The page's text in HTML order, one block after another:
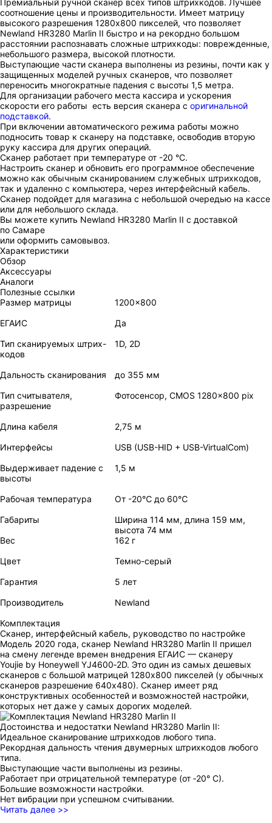
соотношение цены и производительности. Имеет матрицу
высокого разрешения 1280x800 пикселей, что позволяет
Newland HR3280 Marlin II быстро и на рекордно большом
расстоянии распознавать сложные штрихкоды: поврежденные,
небольшого размера, высокой плотности.
Выступающие части сканера выполнены из резины, почти как у
защищенных моделей ручных сканеров, что позволяет
переносить многократные падения с высоты 1,5 метра.
Для организации рабочего места кассира и ускорения
скорости его работы есть версия сканера с оригинальной
подставкой.
При включении автоматического режима работы можно
подносить товар к сканеру на подставке, освободив вторую
руку кассира для других операций.
Сканер работает при температуре от -20 °С.
Настроить сканер и обновить его программное обеспечение
можно как обычным сканированием служебных штрихкодов,
так и удаленно с компьютера, через интерфейсный кабель.
Сканер подойдет для магазина с небольшой очередью на кассе
или для небольшого склада.
Вы можете купить Newland HR3280 Marlin II с доставкой
по Самаре
или оформить самовывоз.
Характеристики
Обзор
Аксессуары
Аналоги
Полезные ссылки
Размер матрицы
1200x800
ЕГАИС
Да
Тип сканируемых штрих-
кодов
1D, 2D
Дальность сканирования
до 355 мм
Тип считывателя,
разрешение
Фотосенсор, CMOS 1280x800 pix
Длина кабеля
2,75 м
Интерфейсы
USB (USB-HID + USB-VirtualCom)
Выдерживает падение с
высоты
1,5 м
Рабочая температура
От -20℃ до 60℃
Габариты
Ширина 114 мм, длина 159 мм,
высота 74 мм
Вес
162 г
Цвет
Темно-серый
Гарантия
5 лет
Производитель
Newland
Комплектация
Сканер, интерфейсный кабель, руководство по настройке
Модель 2020 года, сканер Newland HR3280 Marlin II пришел
на смену легенде времен внедрения ЕГАИС — сканеру
Youjie by Honeywell YJ4600‑2D. Это один из самых дешевых
сканеров с большой матрицей 1280x800 пикселей (у обычных
сканеров разрешение 640х480). Сканер имеет ряд
конструктивных особенностей и возможностей настройки,
которых нет даже у самых дорогих моделей.
Достоинства и недостатки Newland HR3280 Marlin II:
Идеальное сканирование штрихкодов любого типа.
Рекордная дальность чтения двумерных штрихкодов любого
типа.
Выступающие части выполнены из резины.
Работает при отрицательной температуре (от ‑20° С).
Большие возможности настройки.
Нет вибрации при успешном считывании.
Читать далее >>